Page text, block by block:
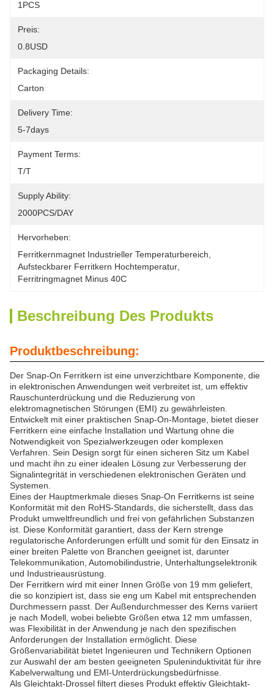
1PCS
Preis:
0.8USD
Packaging Details:
Carton
Delivery Time:
5-7days
Payment Terms:
T/T
Supply Ability:
2000PCS/DAY
Hervorheben:
Ferritkernmagnet Industrieller Temperaturbereich
Aufsteckbarer Ferritkern Hochtemperatur
Ferritringmagnet Minus 40C
Beschreibung Des Produkts
Produktbeschreibung:
Der Snap-On Ferritkern ist eine unverzichtbare Komponente, die
in elektronischen Anwendungen weit verbreitet ist, um effektiv
Rauschunterdrückung und die Reduzierung von
elektromagnetischen Störungen (EMI) zu gewährleisten.
Entwickelt mit einer praktischen Snap-On-Montage, bietet dieser
Ferritkern eine einfache Installation und Wartung ohne die
Notwendigkeit von Spezialwerkzeugen oder komplexen
Verfahren. Sein Design sorgt für einen sicheren Sitz um Kabel
und macht ihn zu einer idealen Lösung zur Verbesserung der
Signalintegrität in verschiedenen elektronischen Geräten und
Systemen.
Eines der Hauptmerkmale dieses Snap-On Ferritkerns ist seine
Konformität mit den RoHS-Standards, die sicherstellt, dass das
Produkt umweltfreundlich und frei von gefährlichen Substanzen
ist. Diese Konformität garantiert, dass der Kern strenge
regulatorische Anforderungen erfüllt und somit für den Einsatz in
einer breiten Palette von Branchen geeignet ist, darunter
Telekommunikation, Automobilindustrie, Unterhaltungselektronik
und Industrieausrüstung.
Der Ferritkern wird mit einer Innen Größe von 19 mm geliefert,
die so konzipiert ist, dass sie eng um Kabel mit entsprechenden
Durchmessern passt. Der Außendurchmesser des Kerns variiert
je nach Modell, wobei beliebte Größen etwa 12 mm umfassen,
was Flexibilität in der Anwendung je nach den spezifischen
Anforderungen der Installation ermöglicht. Diese
Größenvariabilität bietet Ingenieuren und Technikern Optionen
zur Auswahl der am besten geeigneten Spuleninduktivität für ihre
Kabelverwaltung und EMI-Unterdrückungsbedürfnisse.
Als Gleichtakt-Drossel filtert dieses Produkt effektiv Gleichtakt-